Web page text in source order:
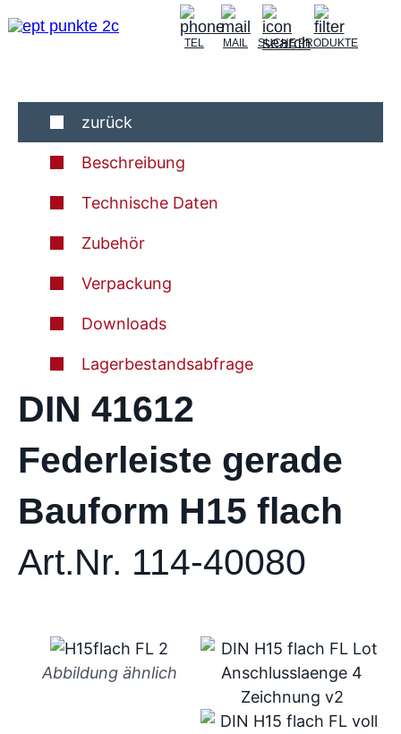
TEL MAIL SUCHEPRODUKTE
zurück
Beschreibung
Technische Daten
Zubehör
Verpackung
Downloads
Lagerbestandsabfrage
DIN 41612
Federleiste gerade
Bauform H15 flach
Art.Nr. 114-40080
Abbildung ähnlich